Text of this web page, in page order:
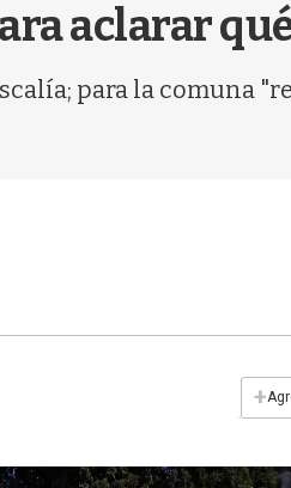
aclarar
para la comuna
+